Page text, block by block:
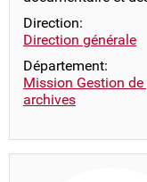
Direction:
Direction générale
Département:
Mission Gestion
archives